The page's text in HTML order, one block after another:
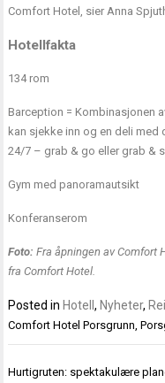
Comfort Hotel, sier Anna
Hotellfakta
134 rom
Barception = Kombinasjonen
kan sjekke inn og en deli
24/7 – grab & go eller grab &
Gym med panoramautsikt
Konferanserom
Foto: Fra åpningen av Comfort
fra Comfort Hotel.
Posted in Hotell, Nyheter,
Comfort Hotel Porsgrunn,
Innleggsnavigasjon
Hurtigruten: spektakulære